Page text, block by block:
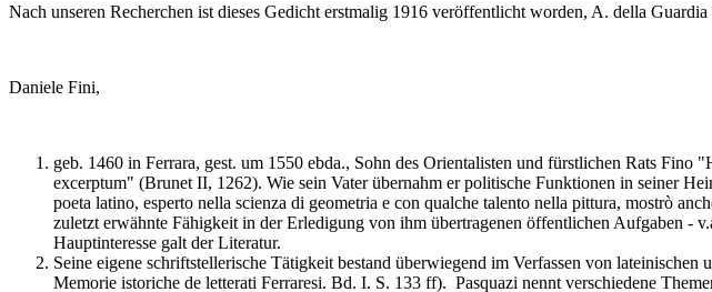
Nach unseren Recherchen ist dieses Gedicht erstmalig 1916 veröffentlicht worden, A. della
Daniele Fini,
geb. 1460 in Ferrara, gest. um 1550 ebda., Sohn des Orientalisten und fürstlichen Rats
excerptum" (Brunet II, 1262). Wie sein Vater übernahm er politische Funktionen in seiner
poeta latino, esperto nella scienza di geometria e con qualche talento nella pittura, mostrò
zuletzt erwähnte Fähigkeit in der Erledigung von ihm übertragenen öffentlichen Aufgaben
Hauptinteresse galt der Literatur.
Seine eigene schriftstellerische Tätigkeit bestand überwiegend im Verfassen von
Memorie istoriche de letterati Ferraresi. Bd. I. S. 133 ff). Pasquazi nennt verschiedene